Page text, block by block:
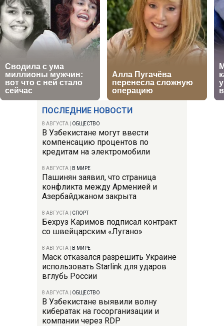
ПОСЛЕДНИЕ НОВОСТИ
8 АВГУСТА ОБЩЕСТВО
В Узбекистане могут ввести
компенсацию процентов по
кредитам на электромобили
8 АВГУСТА В МИРЕ
Пашинян заявил, что страница
конфликта между Арменией и
Азербайджаном закрыта
8 АВГУСТА СПОРТ
Бехруз Каримов подписал контракт
со швейцарским «Лугано»
8 АВГУСТА В МИРЕ
Маск отказался разрешить Украине
использовать Starlink для ударов
вглубь России
8 АВГУСТА ОБЩЕСТВО
В Узбекистане выявили волну
кибератак на госорганизации и
компании через RDP